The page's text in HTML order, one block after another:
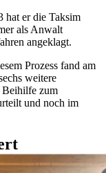
hat er die Taksim
als Anwalt
angeklagt.
Prozess fand am
weitere
Beihilfe zum
und noch im